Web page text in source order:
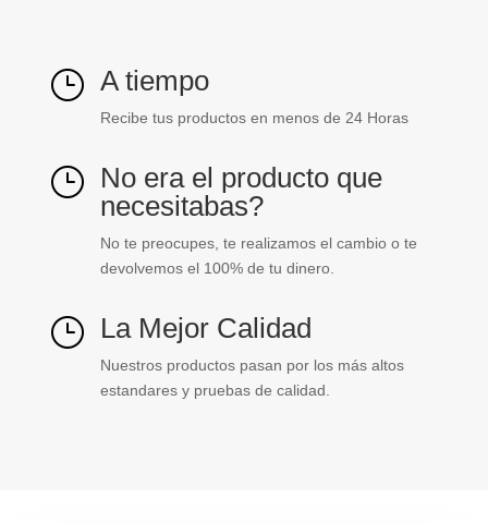
} A tiempo
Recibe tus productos en menos de 24 Horas
} No era el producto que
necesitabas?
No te preocupes, te realizamos el cambio o te
devolvemos el 100% de tu dinero.
} La Mejor Calidad
Nuestros productos pasan por los más altos
estandares y pruebas de calidad.